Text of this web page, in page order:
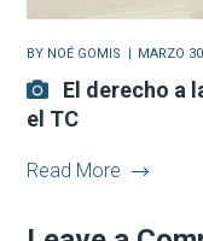
BY NOÉ GOMIS MARZO
El derecho a
el TC
Read More